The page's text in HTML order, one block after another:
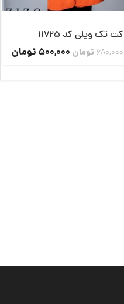
کت تک ویلی کد 11725
680,000تومان500,000 تومان